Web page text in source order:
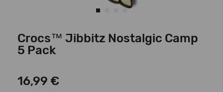
Crocs™ Jibbitz Nostalgic Camp
5 Pack
16,99 €